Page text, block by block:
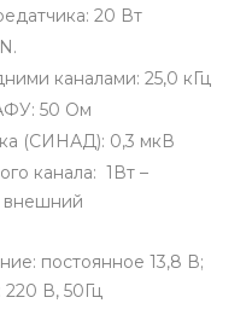
20 Вт
каналами: 25,0 кГц
50 Ом
(СИНАД): 0,3 мкВ
канала: 1Вт –
внешний
постоянное 13,8 В;
В, 50Гц